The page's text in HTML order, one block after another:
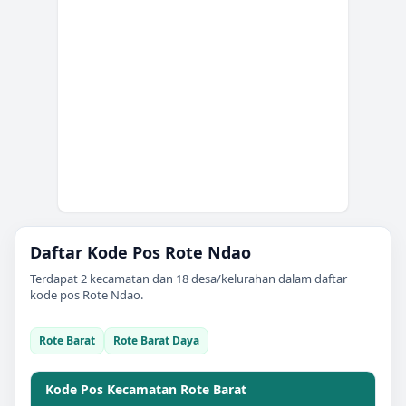
Daftar Kode Pos Rote Ndao
Terdapat 2 kecamatan dan 18desa/kelurahan dalam daftar
kode pos Rote Ndao.
Rote Barat Rote Barat Daya
Kode Pos Kecamatan Rote Barat